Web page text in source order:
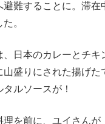
難することに。滞
。
日本のカレーとチキ
山盛りにされた揚げ
ルソースが！
を前に、ユイさん